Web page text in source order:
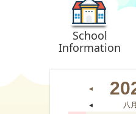
School
Information
◄
◄
八月